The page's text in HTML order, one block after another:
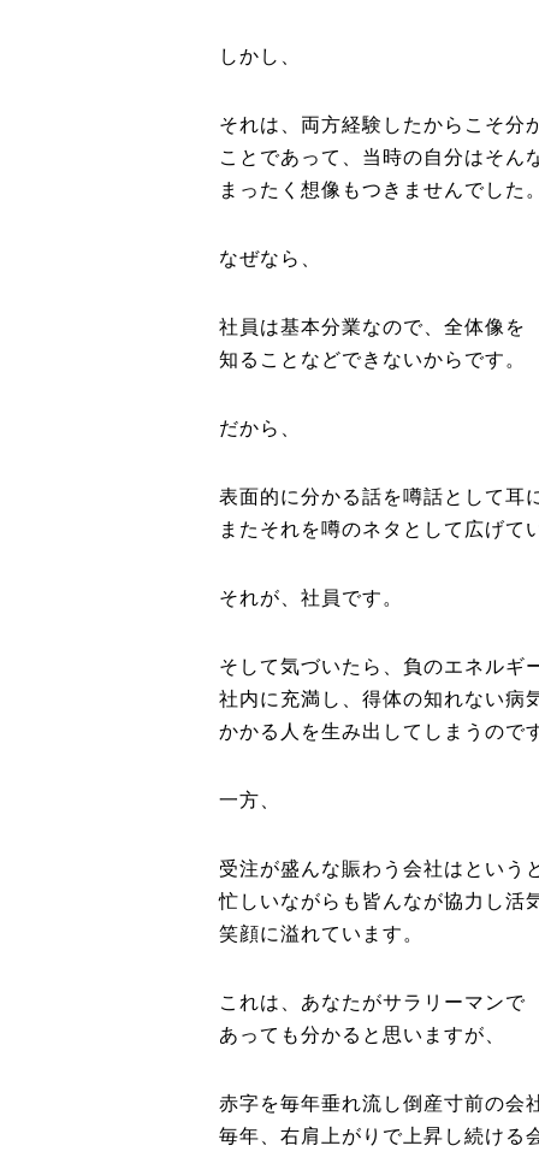
しかし、
それは、両方経験したからこそ分
ことであって、当時の自分はそん
まったく想像もつきませんでした。
なぜなら、
社員は基本分業なので、全体像を
知ることなどできないからです。
だから、
表面的に分かる話を噂話として耳
またそれを噂のネタとして広げて
それが、社員です。
そして気づいたら、負のエネルギ
社内に充満し、得体の知れない病
かかる人を生み出してしまうので
一方、
受注が盛んな賑わう会社はという
忙しいながらも皆んなが協力し活
笑顔に溢れています。
これは、あなたがサラリーマンで
あっても分かると思いますが、
赤字を毎年垂れ流し倒産寸前の会
毎年、右肩上がりで上昇し続ける